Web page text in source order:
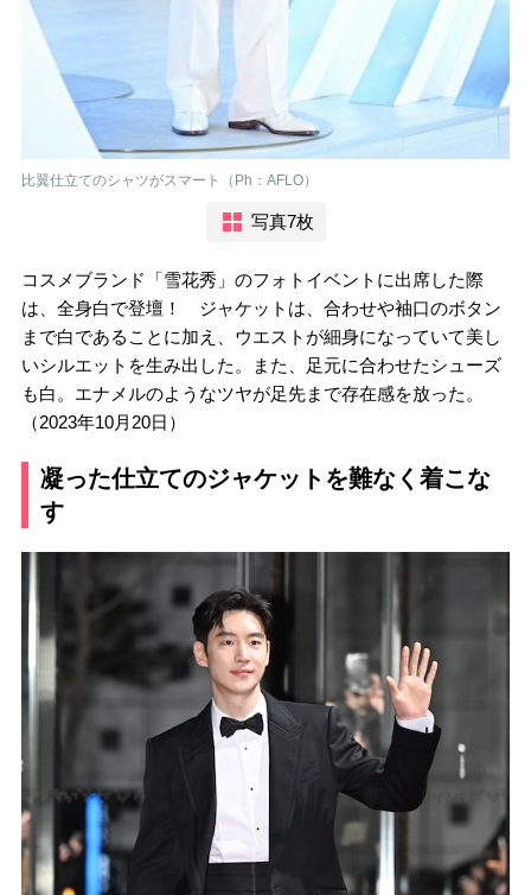
比翼仕立てのシャツがスマート（Ph：AFLO）
写真7枚
コスメブランド「雪花秀」のフォトイベントに出席した際
は、全身白で登壇！ ジャケットは、合わせや袖口のボタン
まで白であることに加え、ウエストが細身になっていて美し
いシルエットを生み出した。また、足元に合わせたシューズ
も白。エナメルのようなツヤが足先まで存在感を放った。
（2023年10月20日）
凝った仕立てのジャケットを難なく着こな
す